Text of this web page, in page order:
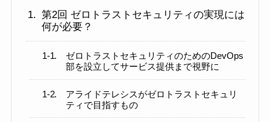
第2回 ゼロトラストセキュリティの実現には
何が必要？
ゼロトラストセキュリティのためのDevOps
部を設立してサービス提供まで視野に
アライドテレシスがゼロトラストセキュリ
ティで目指すもの